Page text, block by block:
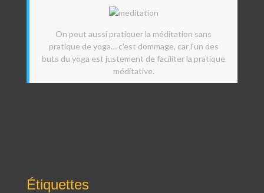
On peut aussi pratiquer la méditation sans
pratique de yoga… c'est dommage, car l'un des
buts du yoga est justement de faciliter la pratique
méditative.
Étiquettes